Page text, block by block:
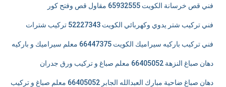
فني قص خرسانة الكويت 65932555 مقاول قص وفتح كور
فني تركيب شتر يدوي وكهربائي الكويت 52227343 تركيب شترات
فني تركيب باركيه سيراميك الكويت 66447375 معلم سيراميك و باركيه
دهان صباغ النزهة 66405052 معلم صباغ و تركيب ورق جدران
دهان صباغ ضاحية مبارك العبدالله الجابر 66405052 معلم صباغ و تركيب